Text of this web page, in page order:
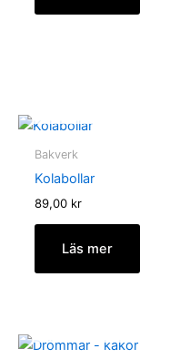
Bakverk
Kolabollar
89,00 kr
Läs mer